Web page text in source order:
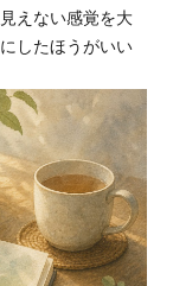
えない感覚を大
したほうがいい